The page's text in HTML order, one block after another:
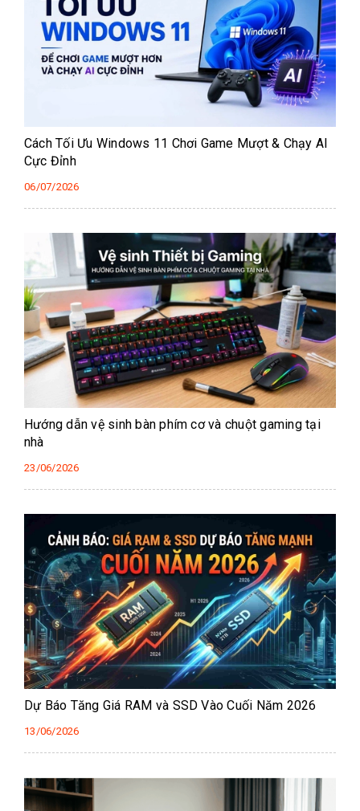
Cách Tối Ưu Windows 11 Chơi Game Mượt & Chạy AI
Cực Đỉnh
06/07/2026
Hướng dẫn vệ sinh bàn phím cơ và chuột gaming tại
nhà
23/06/2026
Dự Báo Tăng Giá RAM và SSD Vào Cuối Năm 2026
13/06/2026